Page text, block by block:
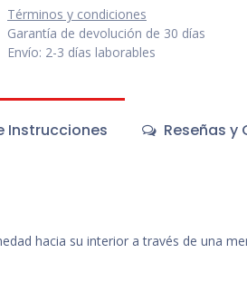
Términos y condiciones
Garantía de devolución de 30 días
Envío: 2-3 días laborables
Instrucciones Reseñas y
hacia su interior a través de una